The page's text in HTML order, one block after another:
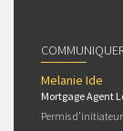
Melanie Ide
Mortgage Agent
Permis